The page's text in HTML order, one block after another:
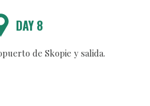
DAY 8
de Skopie y salida.